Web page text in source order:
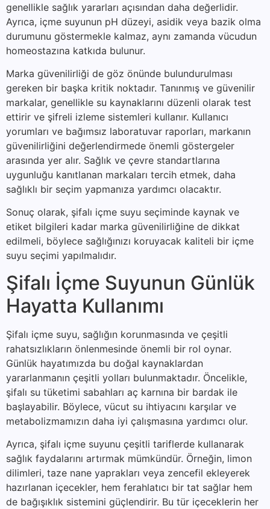
genellikle sağlık yararları açısından daha değerlidir.
Ayrıca, içme suyunun pH düzeyi, asidik veya bazik olma
durumunu göstermekle kalmaz, aynı zamanda vücudun
homeostazına katkıda bulunur.
Marka güvenilirliği de göz önünde bulundurulması
gereken bir başka kritik noktadır. Tanınmış ve güvenilir
markalar, genellikle su kaynaklarını düzenli olarak test
ettirir ve şifreli izleme sistemleri kullanır. Kullanıcı
yorumları ve bağımsız laboratuvar raporları, markanın
güvenilirliğini değerlendirmede önemli göstergeler
arasında yer alır. Sağlık ve çevre standartlarına
uygunluğu kanıtlanan markaları tercih etmek, daha
sağlıklı bir seçim yapmanıza yardımcı olacaktır.
Sonuç olarak, şifalı içme suyu seçiminde kaynak ve
etiket bilgileri kadar marka güvenilirliğine de dikkat
edilmeli, böylece sağlığınızı koruyacak kaliteli bir içme
suyu seçimi yapılmalıdır.
Şifalı İçme Suyunun Günlük
Hayatta Kullanımı
Şifalı içme suyu, sağlığın korunmasında ve çeşitli
rahatsızlıkların önlenmesinde önemli bir rol oynar.
Günlük hayatımızda bu doğal kaynaklardan
yararlanmanın çeşitli yolları bulunmaktadır. Öncelikle,
şifalı su tüketimi sabahları aç karnına bir bardak ile
başlayabilir. Böylece, vücut su ihtiyacını karşılar ve
metabolizmamızın daha iyi çalışmasına yardımcı olur.
Ayrıca, şifalı içme suyunu çeşitli tariflerde kullanarak
sağlık faydalarını artırmak mümkündür. Örneğin, limon
dilimleri, taze nane yaprakları veya zencefil ekleyerek
hazırlanan içecekler, hem ferahlatıcı bir tat sağlar hem
de bağışıklık sistemini güçlendirir. Bu tür içeceklerin her